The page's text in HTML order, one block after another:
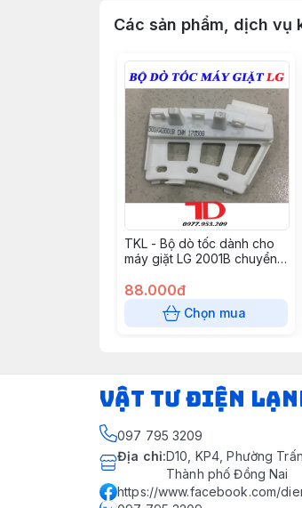
Các sản phẩm, dịch vụ
TKL - Bộ dò tốc dành cho
máy giặt LG 2001B chuyển
88.000đ
Chọn mua
VẬT TƯ ĐIỆN
097 795 3209
Địa chỉ:D10, KP4, Phường
Thành phố Đồng Nai
https://www.facebook.com/